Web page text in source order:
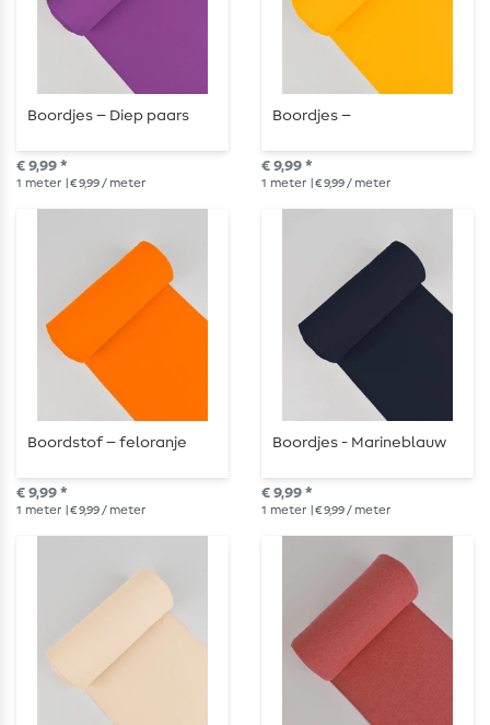
Boordjes – Diep paars
€ 9,99 *
1 meter | € 9,99 / meter
Boordjes –
€ 9,99 *
1 meter | € 9,99 / meter
Boordstof – feloranje
€ 9,99 *
1 meter | € 9,99 / meter
Boordjes - Marineblauw
€ 9,99 *
1 meter | € 9,99 / meter